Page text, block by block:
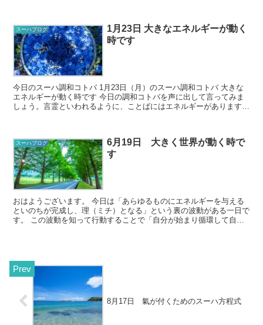
スーハブログ
1月23日 大きなエネルギーが動く
時です
今日のスーハ調和コトバ 1月23日（月）のスーハ調和コトバ 大きな
エネルギーが動く時です 今日の調和コトバを声に出して言ってみま
しょう。言霊といわれるように、ことばにはエネルギーがあります。
スーハブログ
6月19日 大きく世界が動く時で
す
おはようございます。 今日は「あらゆるものにエネルギーを与える
といのちが完成し、理（ミチ）となる」という裏の波動がある一日で
す。 この波動を知って行動することで「自分が始まり循環して自分
8月17日 氣が付くためのスーハ方程式